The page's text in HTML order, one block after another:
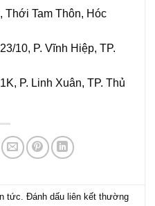
Thới Tam Thôn, Hóc
10, P. Vĩnh Hiệp, TP.
P. Linh Xuân, TP. Thủ
tức . Đánh dấu liên kết thường